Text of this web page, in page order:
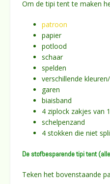
Om de tipi tent te maken
patroon
papier
potlood
schaar
spelden
verschillende
garen
biaisband
4 ziplock zakjes van
schelpenzand
4 stokken die niet
De stofbesparende tipi tent
Teken het bovenstaande